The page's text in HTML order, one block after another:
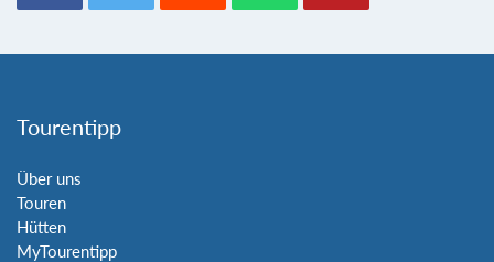
Tourentipp
Über uns
Touren
Hütten
MyTourentipp